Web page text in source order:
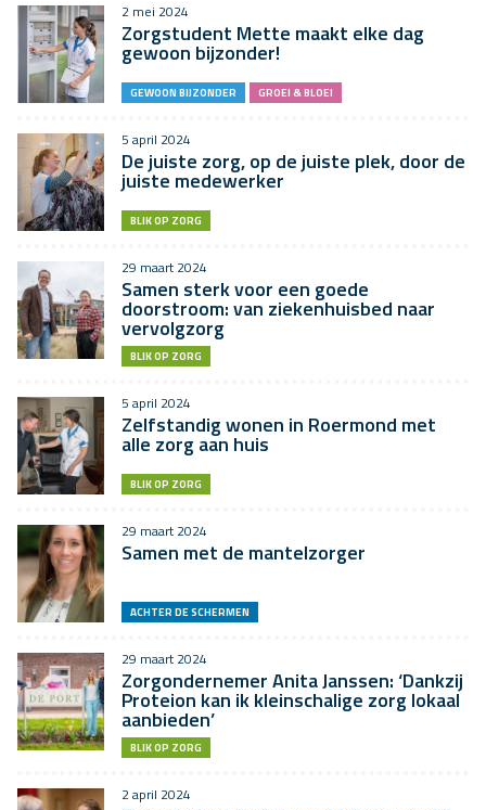
2 mei 2024
Zorgstudent Mette maakt elke dag
gewoon bijzonder!
GEWOON BIJZONDER GROEI & BLOEI
5 april 2024
De juiste zorg, op de juiste plek, door de
juiste medewerker
BLIK OP ZORG
29 maart 2024
Samen sterk voor een goede
doorstroom: van ziekenhuisbed naar
vervolgzorg
BLIK OP ZORG
5 april 2024
Zelfstandig wonen in Roermond met
alle zorg aan huis
BLIK OP ZORG
29 maart 2024
Samen met de mantelzorger
ACHTER DE SCHERMEN
29 maart 2024
Zorgondernemer Anita Janssen: ‘Dankzij
Proteion kan ik kleinschalige zorg lokaal
aanbieden’
BLIK OP ZORG
2 april 2024